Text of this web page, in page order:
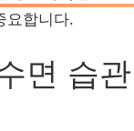
요합니다.
면 습